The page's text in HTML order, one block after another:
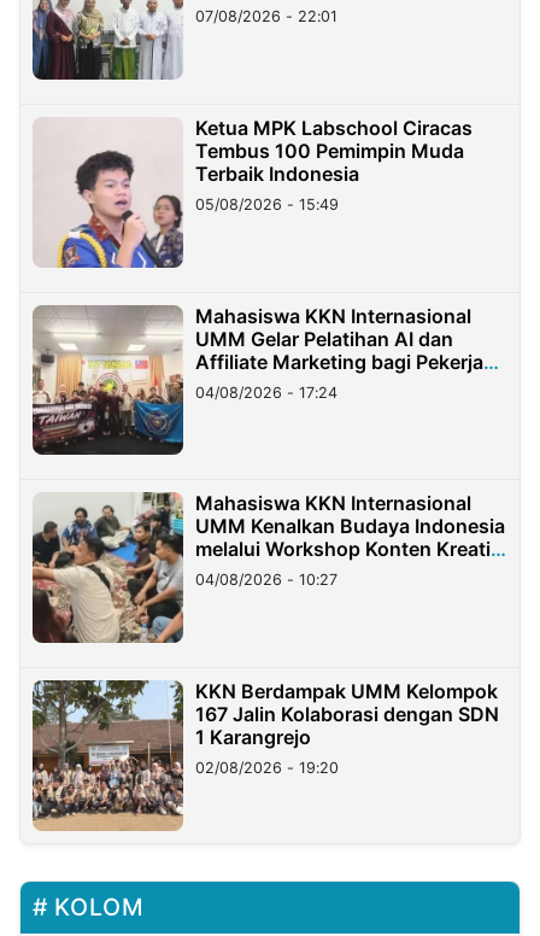
07/08/2026 - 22:01
Ketua MPK Labschool Ciracas
Tembus 100 Pemimpin Muda
Terbaik Indonesia
05/08/2026 - 15:49
Mahasiswa KKN Internasional
UMM Gelar Pelatihan AI dan
Affiliate Marketing bagi Pekerja
Migran Indonesia di Taiwan
04/08/2026 - 17:24
Mahasiswa KKN Internasional
UMM Kenalkan Budaya Indonesia
melalui Workshop Konten Kreatif
di Taiwan
04/08/2026 - 10:27
KKN Berdampak UMM Kelompok
167 Jalin Kolaborasi dengan SDN
1 Karangrejo
02/08/2026 - 19:20
KOLOM